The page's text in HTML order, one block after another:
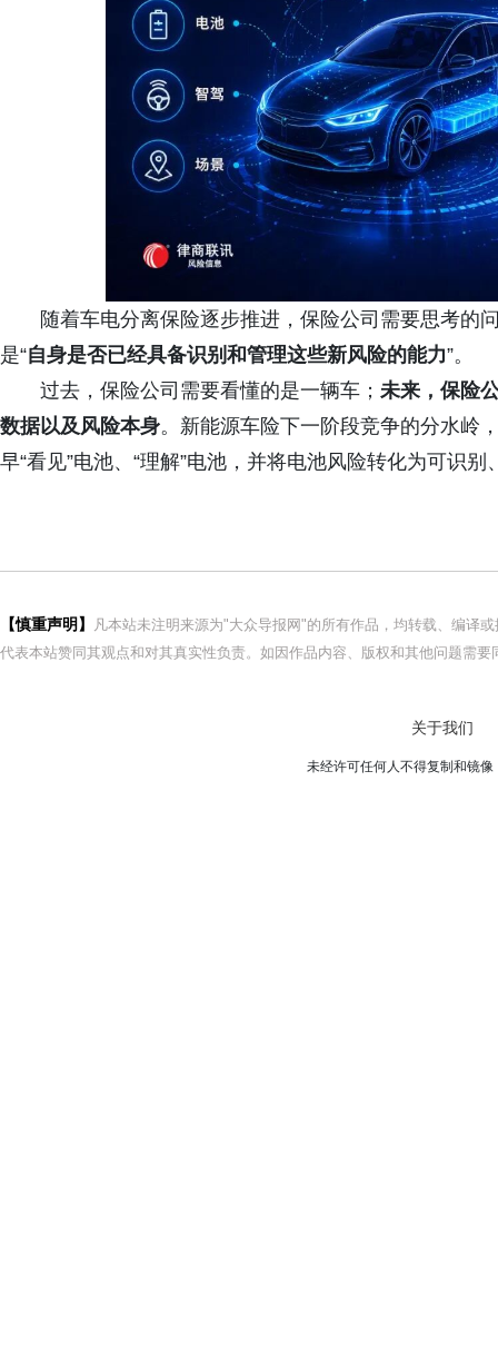
随着车电分离保险逐步推进，保险公司需要思考的
是“自身是否已经具备识别和管理这些新风险的能力”。
过去，保险公司需要看懂的是一辆车； 未来，保险
数据以及风险本身。新能源车险下一阶段竞争的分水岭
早“看见”电池、“理解”电池，并将电池风险转化为可识
【慎重声明】
凡本站未注明来源为"大众导报网"的所有作品，均转载、编译
代表本站赞同其观点和对其真实性负责。如因作品内容、版权和其他问题需
关于我们
未经许可任何人不得复制和镜